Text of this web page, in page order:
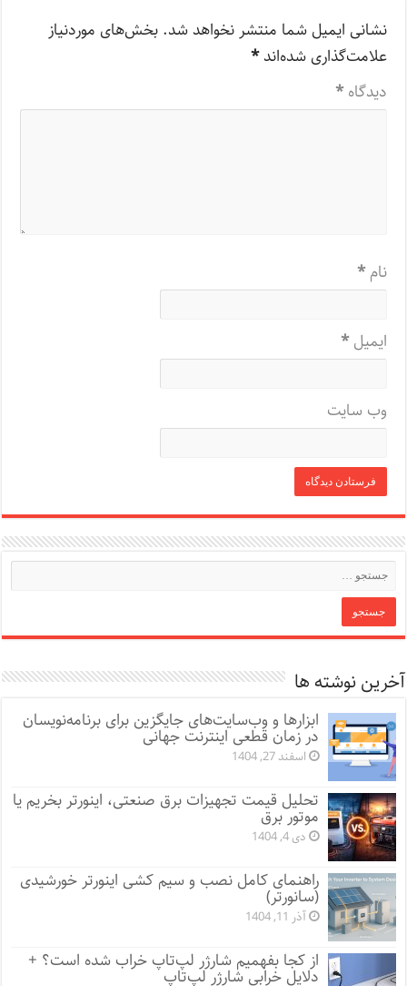
نشانی ایمیل شما منتشر نخواهد شد. بخش‌های موردنیاز
علامت‌گذاری شده‌اند*
دیدگاه*
نام*
ایمیل*
وب‌ سایت
آخرین نوشته ها
ابزارها و وب‌سایت‌های جایگزین برای برنامه‌نویسان
در زمان قطعی اینترنت جهانی
اسفند 27, 1404
تحلیل قیمت تجهیزات برق صنعتی، اینورتر بخریم یا
موتور برق
دی 4, 1404
راهنمای کامل نصب و سیم کشی اینورتر خورشیدی
(سانورتر)
آذر 11, 1404
از کجا بفهمیم شارژر لپ‌تاپ خراب شده است؟ +
دلایل خرابی شارژر لپ‌تاپ